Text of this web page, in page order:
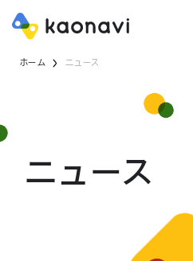
ホーム ニュース
ニュース